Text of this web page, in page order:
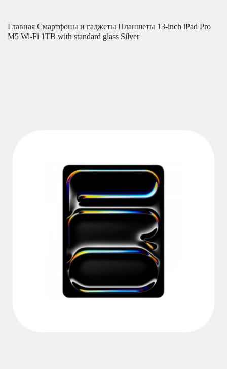
Главная Смартфоны и гаджеты Планшеты 13-inch iPad Pro
M5 Wi-Fi 1TB with standard glass Silver